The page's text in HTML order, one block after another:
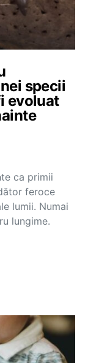
specii
evoluat
ca primii
feroce
lumii. Numai
lungime.